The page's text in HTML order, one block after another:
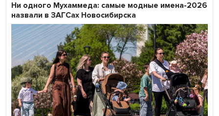
Ни одного Мухаммеда: самые модные имена-2026
назвали в ЗАГСах Новосибирска